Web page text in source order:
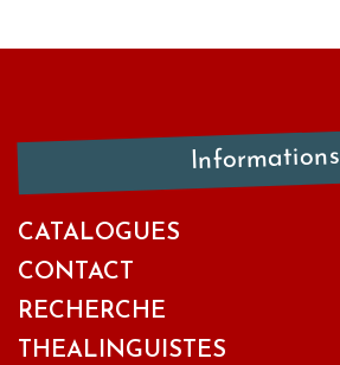
Informations
CATALOGUES
CONTACT
RECHERCHE
THEALINGUISTES